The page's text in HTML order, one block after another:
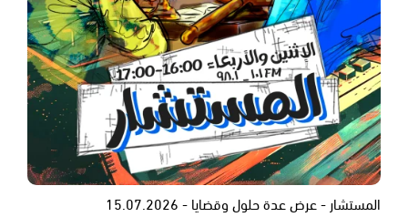
المستشار - عرض عدة حلول وقضايا - 15.07.2026